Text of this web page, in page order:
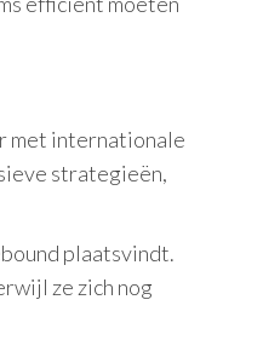
met internationale
strategieën,
plaatsvindt.
ze zich nog